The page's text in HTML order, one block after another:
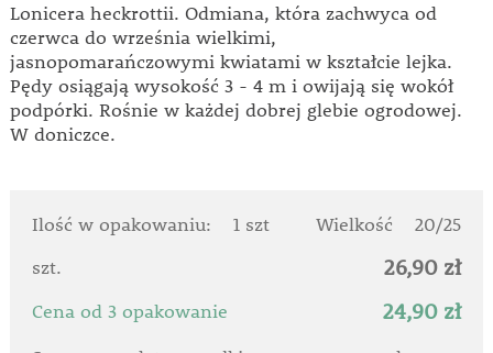
Lonicera heckrottii. Odmiana, która zachwyca od
czerwca do września wielkimi,
jasnopomarańczowymi kwiatami w kształcie lejka.
Pędy osiągają wysokość 3 - 4 m i owijają się wokół
podpórki. Rośnie w każdej dobrej glebie ogrodowej.
W doniczce.
Ilość w opakowaniu: 1 szt Wielkość
20/25
szt.
26,90 zł
Cena od 3 opakowanie 24,90 zł